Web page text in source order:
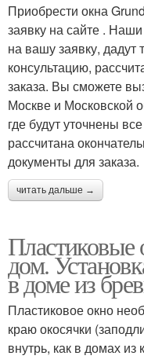
Приобрести окна
заявку на сайте .
на вашу заявку, дадут
консультацию,
заказа. Вы сможете
Москве и Московской
где будут уточнены
рассчитана
документы для заказа.
читать дальше →
Пластиковые
дом.
в доме из
Пластиковое окно
краю окосячки
внутрь, как в домах из